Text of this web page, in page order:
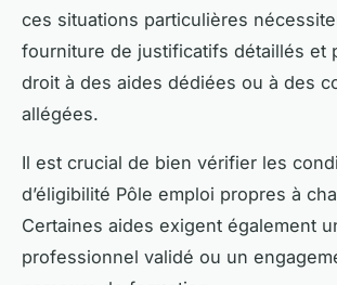
ces situations particulières
fourniture de justificatifs détaillés et
droit à des aides dédiées ou à des
allégées.
Il est crucial de bien vérifier les
d’éligibilité Pôle emploi propres à
Certaines aides exigent également
professionnel validé ou un